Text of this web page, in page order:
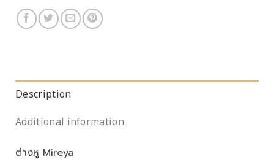
Description
Additional information
ต่างหู Mireya